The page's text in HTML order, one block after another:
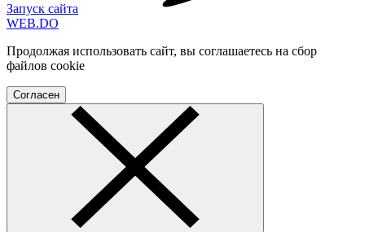
Запуск сайта
WEB.DO
Продолжая использовать сайт, вы соглашаетесь на сбор
файлов cookie
Согласен